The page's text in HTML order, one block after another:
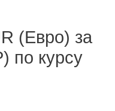
(Евро) за
по курсу